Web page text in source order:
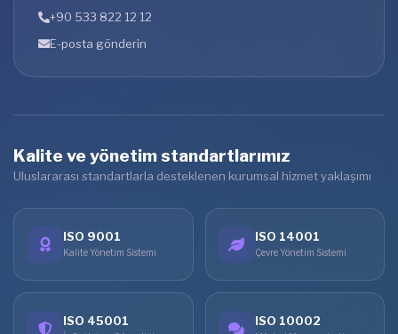
+90 533 822 12 12
E-posta gönderin
Kalite ve yönetim standartlarımız
Uluslararası standartlarla desteklenen kurumsal hizmet yaklaşımı
ISO 9001
Kalite Yönetim Sistemi
ISO 14001
Çevre Yönetim Sistemi
ISO 45001 ISO 10002